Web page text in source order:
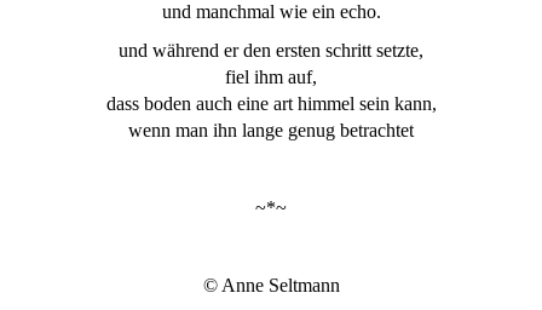
und manchmal wie ein echo.
und während er den ersten schritt setzte,
fiel ihm auf,
dass boden auch eine art himmel sein kann,
wenn man ihn lange genug betrachtet
~*~
© Anne Seltmann